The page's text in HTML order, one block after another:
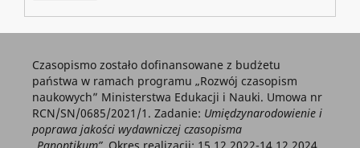
Czasopismo zostało dofinansowane z budżetu
państwa w ramach programu „Rozwój czasopism
naukowych” Ministerstwa Edukacji i Nauki. Umowa nr
RCN/SN/0685/2021/1. Zadanie: Umiędzynarodowienie i
poprawa jakości wydawniczej czasopisma